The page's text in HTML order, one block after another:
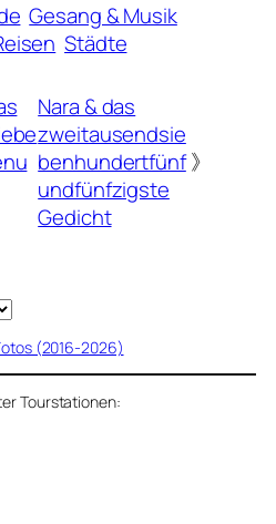
Gesang & Musik
Städte
Nara & das
zweitausendsie
benhundertfünf
undfünfzigste
Gedicht
》
(2016-2026)
Tourstationen: